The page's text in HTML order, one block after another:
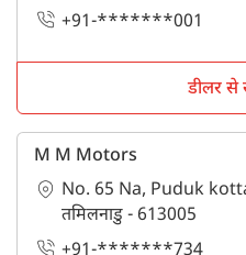
+91-*******001
डीलर से
M M Motors
No. 65 Na, Puduk
तमिलनाडु - 613005